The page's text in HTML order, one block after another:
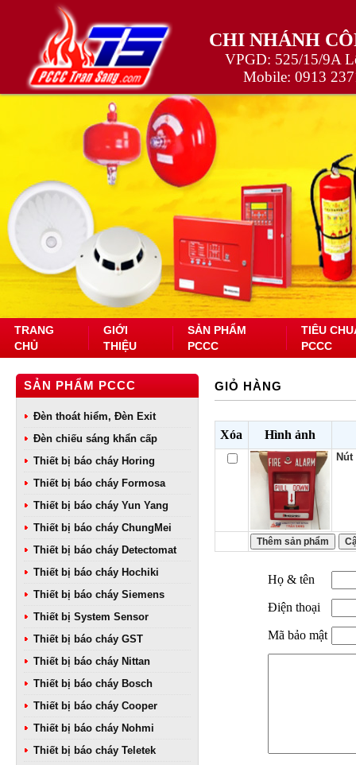
CHI NHÁNH
VPGD: 525/15/9A
Mobile: 0913
TRANG
CHỦ
GIỚI
THIỆU
SẢN PHẨM
PCCC
TIÊU
PCCC
SẢN PHẨM PCCC
Đèn thoát hiểm, Đèn Exit
Đèn chiếu sáng khẩn cấp
Thiết bị báo cháy Horing
Thiết bị báo cháy Formosa
Thiết bị báo cháy Yun Yang
Thiết bị báo cháy ChungMei
Thiết bị báo cháy Detectomat
Thiết bị báo cháy Hochiki
Thiết bị báo cháy Siemens
Thiết bị System Sensor
Thiết bị báo cháy GST
Thiết bị báo cháy Nittan
Thiết bị báo cháy Bosch
Thiết bị báo cháy Cooper
Thiết bị báo cháy Nohmi
Thiết bị báo cháy Teletek
GIỎ HÀNG
Xóa Hình ảnh
Họ & tên
Điện thoại
Mã bảo mật